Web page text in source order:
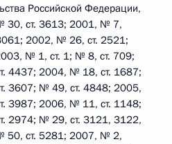
Российской Федерации,
30, ст. 3613; 2001, № 7,
2002, № 26, ст. 2521;
№ 1, ст. 1; № 8, ст. 709;
4437; 2004, № 18, ст. 1687;
3607; № 49, ст. 4848; 2005,
3987; 2006, № 11, ст. 1148;
2974; № 29, ст. 3121, 3122,
50, ст. 5281; 2007, № 2,